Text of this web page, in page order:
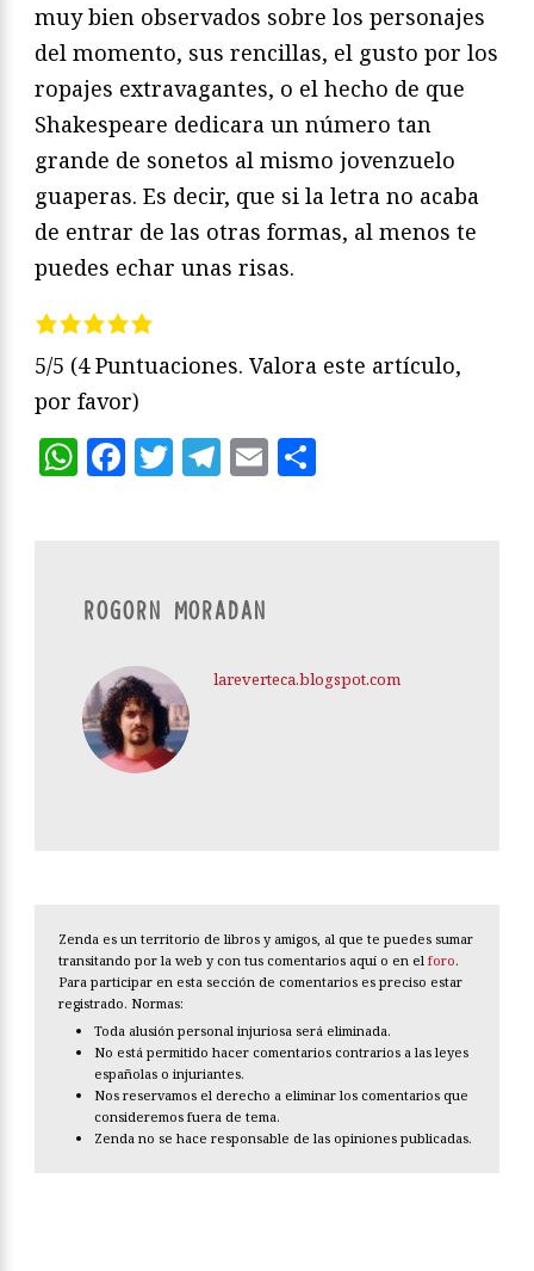
muy bien observados sobre los personajes
del momento, sus rencillas, el gusto por los
ropajes extravagantes, o el hecho de que
Shakespeare dedicara un número tan
grande de sonetos al mismo jovenzuelo
guaperas. Es decir, que si la letra no acaba
de entrar de las otras formas, al menos te
puedes echar unas risas.
5/5 (4 Puntuaciones. Valora este artículo,
por favor)
WhatsApp
Facebook
Twitter
Telegram
Email
ROGORN MORADAN
lareverteca.blogspot.com
Zenda es un territorio de libros y amigos, al que te puedes sumar
transitando por la web y con tus comentarios aquí o en el foro.
Para participar en esta sección de comentarios es preciso estar
registrado. Normas:
Toda alusión personal injuriosa será eliminada.
No está permitido hacer comentarios contrarios a las leyes
españolas o injuriantes.
Nos reservamos el derecho a eliminar los comentarios que
consideremos fuera de tema.
Zenda no se hace responsable de las opiniones publicadas.